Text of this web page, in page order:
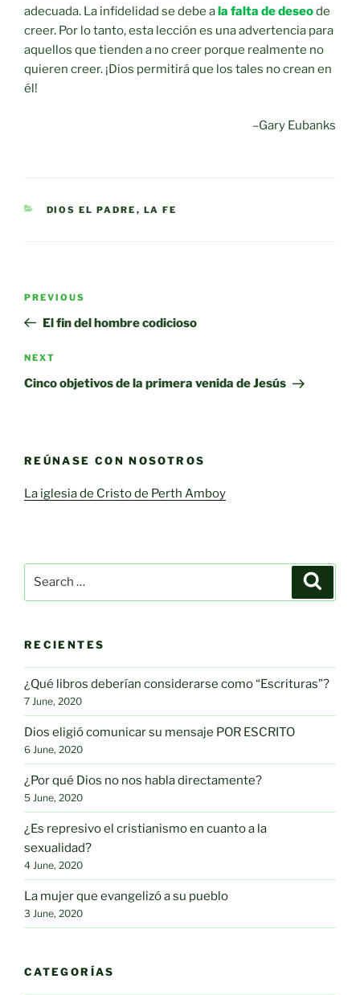
adecuada. La infidelidad se debe ala falta de deseode
creer. Por lo tanto, esta lección es una advertencia para
aquellos que tienden a no creer porque realmente no
quieren creer. ¡Dios permitirá que los tales no crean en
él!
–Gary Eubanks
CATEGORIES
DIOS EL PADRE , LA FE
Previous
Post
PREVIOUS
El fin del hombre codicioso
Next
Post
NEXT
Cinco objetivos de la primera venida de Jesús
REÚNASE CON NOSOTROS
La iglesia de Cristo de Perth Amboy
RECIENTES
¿Qué libros deberían considerarse como “Escrituras”?
7 June, 2020
Dios eligió comunicar su mensaje POR ESCRITO
6 June, 2020
¿Por qué Dios no nos habla directamente?
5 June, 2020
¿Es represivo el cristianismo en cuanto a la
sexualidad?
4 June, 2020
La mujer que evangelizó a su pueblo
3 June, 2020
CATEGORÍAS